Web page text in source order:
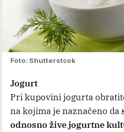
Foto: Shutterstcok
Jogurt
Pri kupovini jogurta
na kojima je naznačeno da
odnosno žive jogurtne